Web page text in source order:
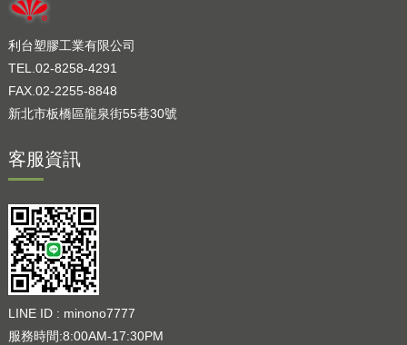
利台塑膠工業有限公司
TEL.02-8258-4291
FAX.02-2255-8848
新北市板橋區龍泉街55巷30號
客服資訊
LINE ID : minono7777
服務時間:8:00AM-17:30PM